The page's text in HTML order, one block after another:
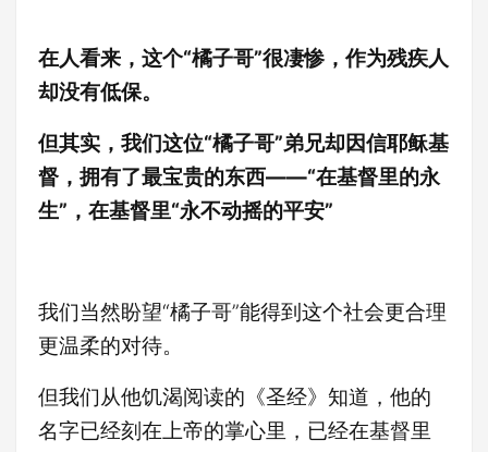
在人看来，这个“橘子哥”很凄惨，作为残疾人
却没有低保。
但其实，我们这位“橘子哥”弟兄却因信耶稣基
督，拥有了最宝贵的东西——“在基督里的永
生”，在基督里“永不动摇的平安”
我们当然盼望“橘子哥”能得到这个社会更合理
更温柔的对待。
但我们从他饥渴阅读的《圣经》知道，他的
名字已经刻在上帝的掌心里，已经在基督里